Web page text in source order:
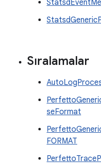
Sıralamalar
seFormat
FORMAT